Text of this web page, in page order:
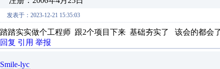
发表于：2023-12-21 15:35:03
踏踏实实做个工程师 跟2个项目下来 基础夯实了 该会的都会
回复 引用 举报
Smile-lyc